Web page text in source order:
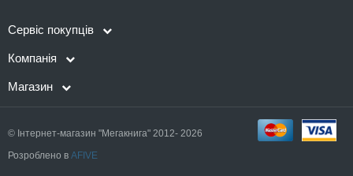
Сервіс покупців
Компанія
Магазин
© Інтернет-магазин "Мегакнига" 2012- 2026
Розроблено в AFIVE